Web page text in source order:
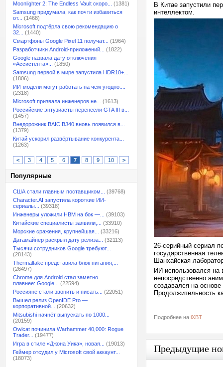
Moonlighter 2: The Endless Vault скоро...
(1381)
Samsung придумала, как почти избавиться
от...
(1468)
Microsoft подтёрла свою рекомендацию о
32...
(1440)
Смартфоны Google Pixel 11 получат...
(1964)
Разработчики Android-приложений...
(1822)
Google назвала дату отключения
«Ассистента»...
(1850)
Samsung первой в мире запустила HDR10+...
(1806)
ИИ-модели могут работать на чём угодно:...
(2318)
Microsoft призвала инженеров не...
(1613)
Российские энтузиасты перенесли GTA III в...
(1457)
Внедорожник BAIC BJ40 вновь появился в...
(1379)
Китай ускорил развёртывание конкурента...
(1263)
< 3 4 5 6 7 8 9 10 >
Популярные
США стали главным поставщиком...
(39768)
Character.AI запустила короткие ИИ-
сериалы...
(39318)
Инженеры уложили HBM на бок —...
(39103)
Китайские специалисты заявили,...
(33910)
Морские сражения, крупнейшая...
(33216)
Датамайнер раскрыл дату релиза...
(32113)
Тысячи сотрудников Google требуют...
(28143)
Thermaltake представила блок питания,...
(26497)
Chrome для Android стал заметно
плавнее: Google...
(22594)
Россияне стали звонить и писать...
(22051)
Вышел релиз OpenIDE Pro —
корпоративной...
(20632)
Mitsubishi начнёт выпускать по 1000...
(20159)
Owlcat починила Warhammer 40,000: Rogue
Trader...
(19477)
Игра в стиле «Джона Уика», новая...
(19013)
Геймер отсудил у Microsoft свой аккаунт...
(18073)
В Китае запустили
интеллектом.
26-серийный сериал
государственная
Шанхайская
ИИ использовался на
непосредственно
создавался на
Продолжительность
Подробнее на iXBT
Предыдущие